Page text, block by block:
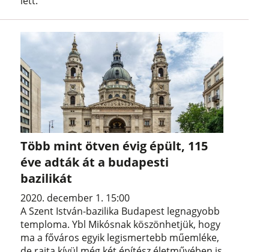
Több mint ötven évig épült, 115
éve adták át a budapesti
bazilikát
2020. december 1. 15:00
A Szent István-bazilika Budapest legnagyobb
temploma. Ybl Mikósnak köszönhetjük, hogy
ma a főváros egyik legismertebb műemléke,